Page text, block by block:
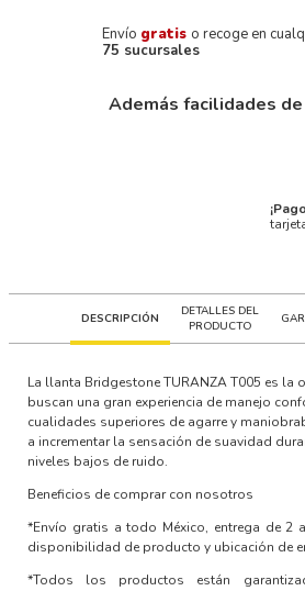
Envío gratis o recoge en
75 sucursales
Además facilidades
DESCRIPCIÓN
DETALLES DEL
PRODUCTO
La llanta Bridgestone TURANZA T005 es la
buscan una gran experiencia de manejo
cualidades superiores de agarre y
a incrementar la sensación de suavidad
niveles bajos de ruido.
Beneficios de comprar con nosotros
*Envío gratis a todo México, entrega de 2
disponibilidad de producto y ubicación de
*Todos los productos están